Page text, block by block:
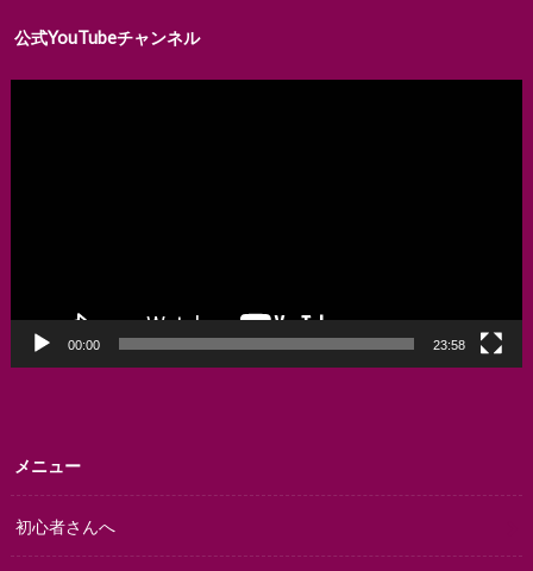
公式YouTubeチャンネル
00:00 23:58
メニュー
初心者さんへ